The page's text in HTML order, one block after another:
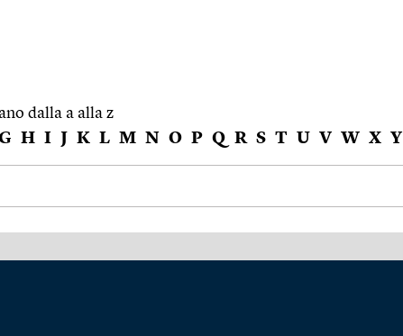
dalla a alla z
H I J K L M N O P Q R S T U V W X Y